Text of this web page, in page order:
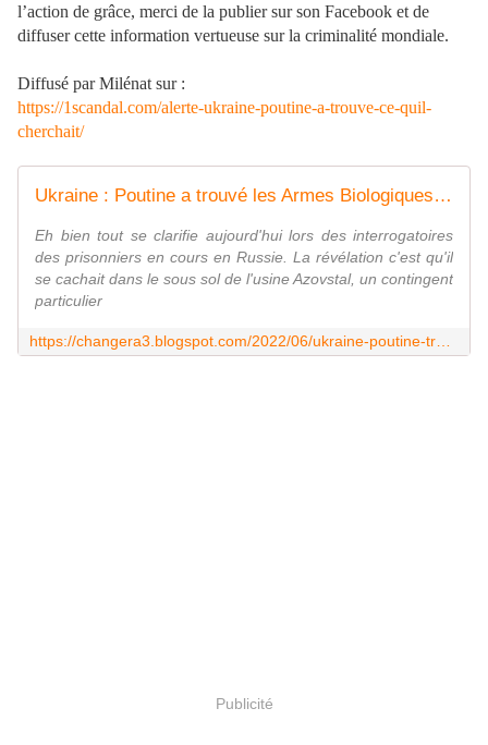
l’action de grâce, merci de la publier sur son Facebook et de
diffuser cette information vertueuse sur la criminalité mondiale.
Diffusé par Milénat sur :
https://1scandal.com/alerte-ukraine-poutine-a-trouve-ce-quil-
cherchait/
Ukraine : Poutine a trouvé les Armes Biologiques qu'il cherchait !
Eh bien tout se clarifie aujourd'hui lors des interrogatoires
des prisonniers en cours en Russie. La révélation c'est qu'il
se cachait dans le sous sol de l'usine Azovstal, un contingent
particulier
Publicité